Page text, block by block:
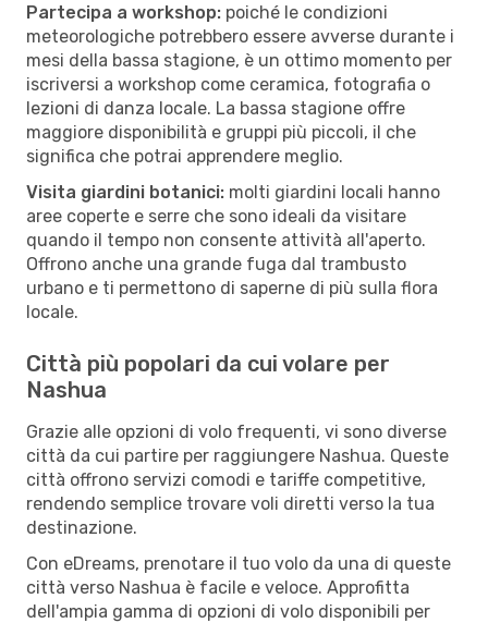
Partecipa a workshop: poiché le condizioni
meteorologiche potrebbero essere avverse durante i
mesi della bassa stagione, è un ottimo momento per
iscriversi a workshop come ceramica, fotografia o
lezioni di danza locale. La bassa stagione offre
maggiore disponibilità e gruppi più piccoli, il che
significa che potrai apprendere meglio.
Visita giardini botanici: molti giardini locali hanno
aree coperte e serre che sono ideali da visitare
quando il tempo non consente attività all'aperto.
Offrono anche una grande fuga dal trambusto
urbano e ti permettono di saperne di più sulla flora
locale.
Città più popolari da cui volare per
Nashua
Grazie alle opzioni di volo frequenti, vi sono diverse
città da cui partire per raggiungere Nashua. Queste
città offrono servizi comodi e tariffe competitive,
rendendo semplice trovare voli diretti verso la tua
destinazione.
Con eDreams, prenotare il tuo volo da una di queste
città verso Nashua è facile e veloce. Approfitta
dell'ampia gamma di opzioni di volo disponibili per